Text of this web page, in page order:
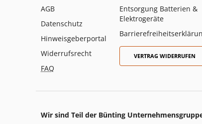
AGB
Datenschutz
Hinweisgeberportal
Widerrufsrecht
FAQ
Entsorgung Batterien &
Elektrogeräte
VERTRAG WIDERRUFEN
Wir sind Teil der Bünting